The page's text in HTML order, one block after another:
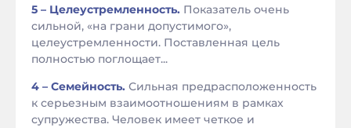
5 – Целеустремленность. Показатель очень
сильной, «на грани допустимого»,
целеустремленности. Поставленная цель
полностью поглощает...
4 – Семейность. Сильная предрасположенность
к серьезным взаимоотношениям в рамках
супружества. Человек имеет четкое и